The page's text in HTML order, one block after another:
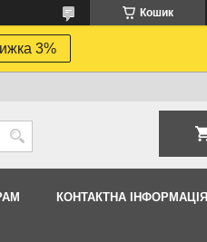
Кошик
3%
КОНТАКТНА ІНФОРМАЦІЯ